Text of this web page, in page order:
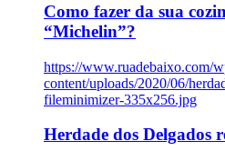
Como fazer da sua
“Michelin”?
https://www.ruadebaixo.com/
content/uploads/2020/06/
fileminimizer-335x256.jpg
Herdade dos Delgados